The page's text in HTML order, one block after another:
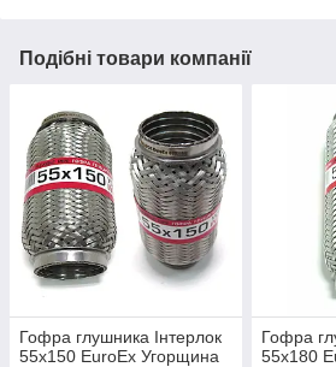
Подібні товари компанії
Гофра глушника Інтерлок
55x150 EuroEx Угорщина
Гофра
55x180